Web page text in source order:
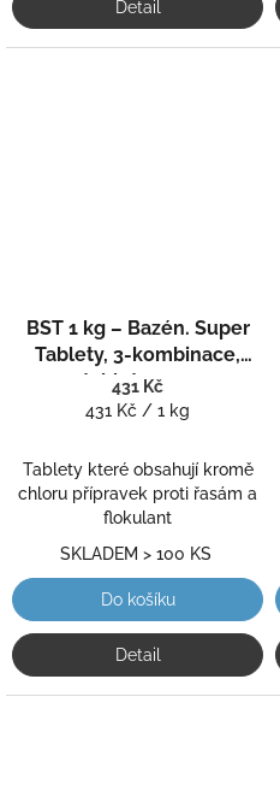
Detail
hodnocení
produktu
5,0
z
hvězdiček.
BST 1 kg – Bazén. Super
Tablety, 3-kombinace,
tableta 20 g
431 Kč
Měrná
431 Kč / 1 kg
Tablety které obsahují kromě
chloru přípravek proti řasám a
flokulant
SKLADEM > 100 KS
Do košíku
Detail